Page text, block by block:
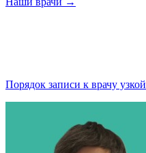
Порядок записи к врачу узкой